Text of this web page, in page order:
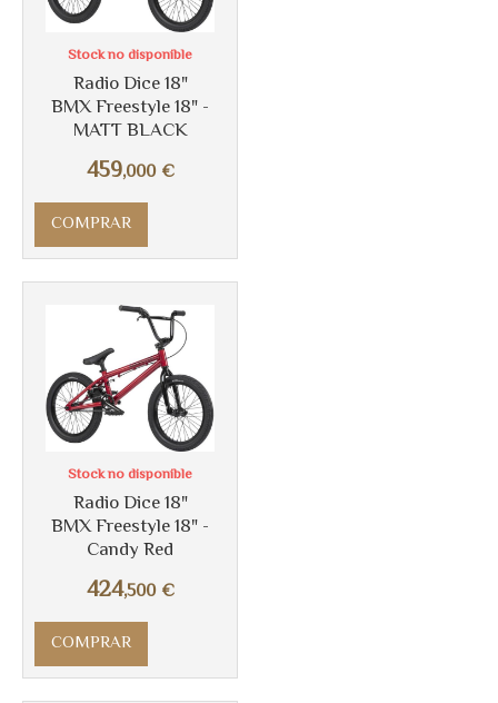
Radio Dice 18"
BMX Freestyle 18" -
MATT BLACK
459,000 €
Stock no disponible
COMPRAR
Radio Dice 18"
BMX Freestyle 18" -
Candy Red
424,500 €
Stock no disponible
COMPRAR
Más info
Más info